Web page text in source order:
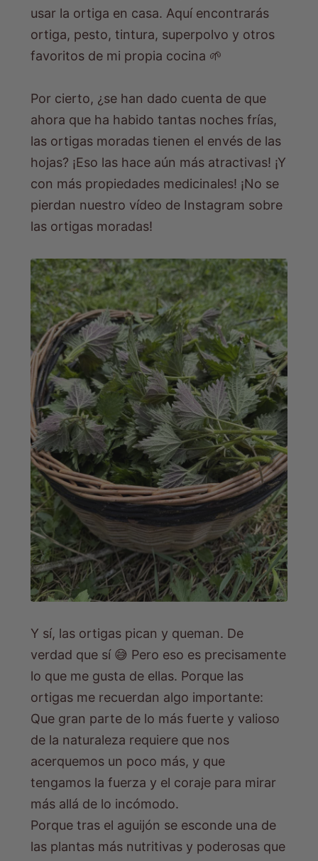
usar la ortiga en casa. Aquí encontrarás
ortiga, pesto, tintura, superpolvo y otros
favoritos de mi propia cocina 🌱
Por cierto, ¿se han dado cuenta de que
ahora que ha habido tantas noches frías,
las ortigas moradas tienen el envés de las
hojas? ¡Eso las hace aún más atractivas! ¡Y
con más propiedades medicinales! ¡No se
pierdan nuestro vídeo de Instagram sobre
las ortigas moradas!
Y sí, las ortigas pican y queman. De
verdad que sí 😅 Pero eso es precisamente
lo que me gusta de ellas. Porque las
ortigas me recuerdan algo importante:
Que gran parte de lo más fuerte y valioso
de la naturaleza requiere que nos
acerquemos un poco más, y que
tengamos la fuerza y ​​el coraje para mirar
más allá de lo incómodo.
Porque tras el aguijón se esconde una de
las plantas más nutritivas y poderosas que